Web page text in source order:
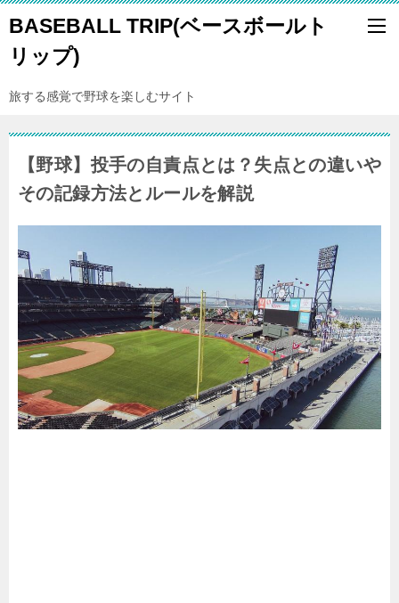
BASEBALL TRIP(ベースボールト
リップ)
旅する感覚で野球を楽しむサイト
【野球】投手の自責点とは？失点との違いや
その記録方法とルールを解説